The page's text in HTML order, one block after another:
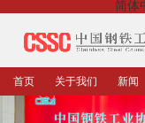
简体
首页 关于我们 新闻